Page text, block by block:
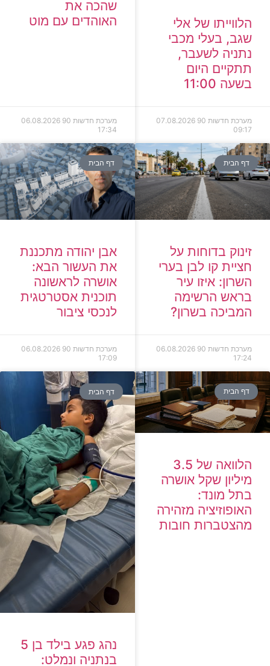
הלווייתו של אלי
שגב, בעלי מכבי
נתניה לשעבר,
תתקיים היום
בשעה 11:00
מערכת חדשות 90
07.08.2026
09:17
שהכה את
האוהדים עם מוט
מערכת חדשות 90
06.08.2026
17:34
דף הבית
זינוק בדוחות על
חציית קו לבן בערי
השרון: איזו עיר
בראש הרשימה
המביכה בשרון?
מערכת חדשות 90
06.08.2026
17:24
דף הבית
אבן יהודה מתכננת
את העשור הבא:
אושרה לראשונה
תוכנית אסטרטגית
לנכסי ציבור
מערכת חדשות 90
06.08.2026
17:09
דף הבית
הלוואה של 3.5
מיליון שקל אושרה
בתל מונד:
האופוזיציה מזהירה
מהצטברות חובות
דף הבית
נהג פגע בילד בן 5
בנתניה ונמלט: